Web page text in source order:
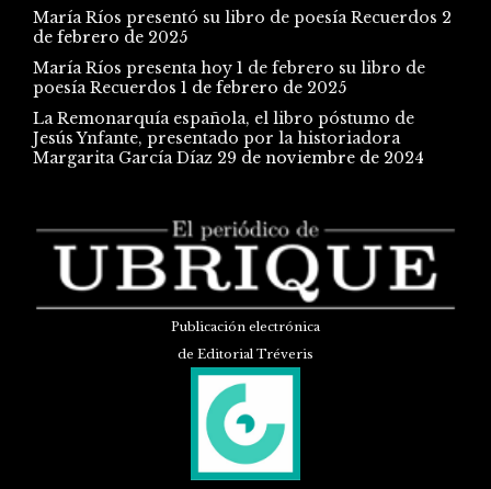
María Ríos presentó su libro de poesía Recuerdos 2
de febrero de 2025
María Ríos presenta hoy 1 de febrero su libro de
poesía Recuerdos 1 de febrero de 2025
La Remonarquía española, el libro póstumo de
Jesús Ynfante, presentado por la historiadora
Margarita García Díaz 29 de noviembre de 2024
Publicación electrónica
de Editorial Tréveris